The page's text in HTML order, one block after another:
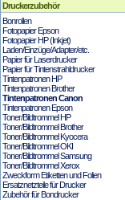
Druckerzubehör
Bonrollen
Fotopapier Epson
Fotopapier HP (Inkjet)
Laden/Einzüge/Adapter/etc.
Papier für Laserdrucker
Papier für Tintenstrahldrucker
Tintenpatronen HP
Tintenpatronen Brother
Tintenpatronen Canon
Tintenpatronen Epson
Toner/Bildtrommel HP
Toner/Bildtrommel Brother
Toner/Bildtrommel Kyocera
Toner/Bildtrommel OKI
Toner/Bildtrommel Samsung
Toner/Bildtrommel Xerox
Zweckform Etiketten und Folien
Ersatznetzteile für Drucker
Zubehör für Bondrucker